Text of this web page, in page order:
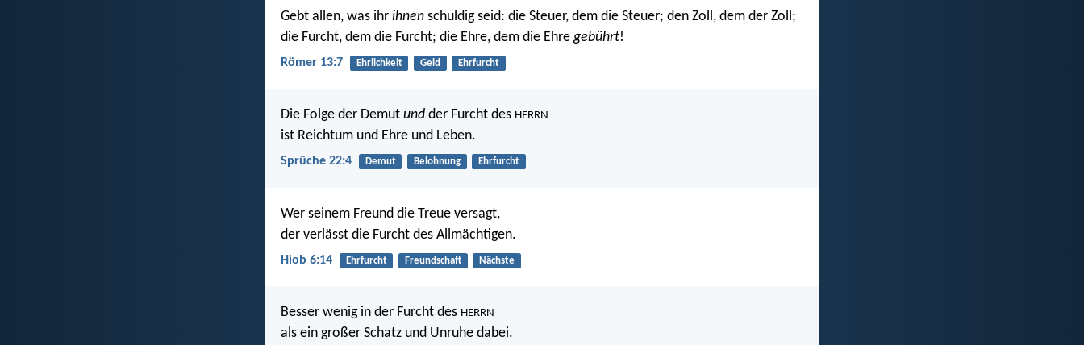
Gebt allen, was ihr ihnen schuldig seid: die Steuer, dem die Steuer; den Zoll, dem der Zoll;
die Furcht, dem die Furcht; die Ehre, dem die Ehre gebührt!
Römer 13:7 Ehrlichkeit Geld Ehrfurcht
Die Folge der Demut und der Furcht des HERRN
ist Reichtum und Ehre und Leben.
Sprüche 22:4 Demut Belohnung Ehrfurcht
Wer seinem Freund die Treue versagt,
der verlässt die Furcht des Allmächtigen.
Hiob 6:14 Ehrfurcht Freundschaft Nächste
Besser wenig in der Furcht des HERRN
als ein großer Schatz und Unruhe dabei.